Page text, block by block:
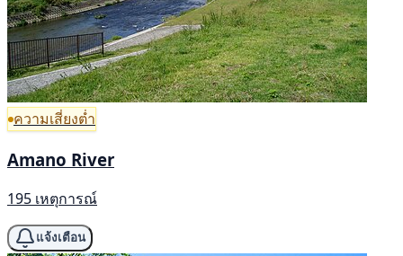
ความเสี่ยงต่ำ
Amano River
195 เหตุการณ์
แจ้งเตือน